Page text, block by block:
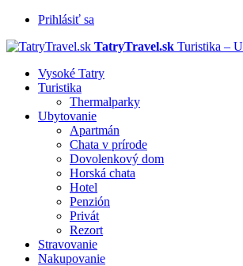
Prihlásiť sa
TatryTravel.sk Turistika –
Vysoké Tatry
Turistika
Thermalparky
Ubytovanie
Apartmán
Chata v prírode
Dovolenkový dom
Horská chata
Hotel
Penzión
Privát
Rezort
Stravovanie
Nakupovanie